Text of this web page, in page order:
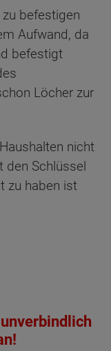
zu befestigen
Aufwand, da
befestigt
Löcher zur
nicht
den Schlüssel
zu haben ist